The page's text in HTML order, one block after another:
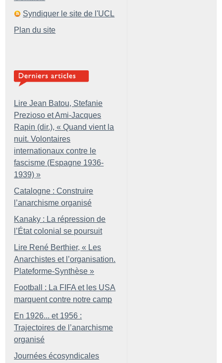
Syndiquer le site de l'UCL
Plan du site
Lire Jean Batou, Stefanie
Prezioso et Ami-Jacques
Rapin (dir.), « Quand vient la
nuit. Volontaires
internationaux contre le
fascisme (Espagne 1936-
1939) »
Catalogne : Construire
l’anarchisme organisé
Kanaky : La répression de
l’État colonial se poursuit
Lire René Berthier, « Les
Anarchistes et l’organisation.
Plateforme-Synthèse »
Football : La FIFA et les USA
marquent contre notre camp
En 1926... et 1956 :
Trajectoires de l’anarchisme
organisé
Journées écosyndicales